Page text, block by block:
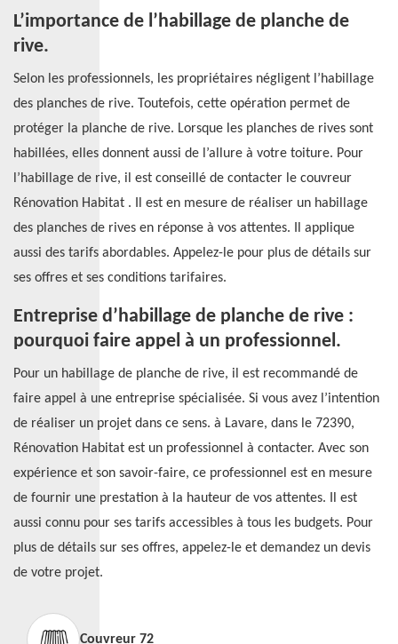
L’importance de l’habillage de planche de
rive.
Selon les professionnels, les propriétaires négligent l’habillage
des planches de rive. Toutefois, cette opération permet de
protéger la planche de rive. Lorsque les planches de rives sont
habillées, elles donnent aussi de l’allure à votre toiture. Pour
l’habillage de rive, il est conseillé de contacter le couvreur
Rénovation Habitat . Il est en mesure de réaliser un habillage
des planches de rives en réponse à vos attentes. Il applique
aussi des tarifs abordables. Appelez-le pour plus de détails sur
ses offres et ses conditions tarifaires.
Entreprise d’habillage de planche de rive :
pourquoi faire appel à un professionnel.
Pour un habillage de planche de rive, il est recommandé de
faire appel à une entreprise spécialisée. Si vous avez l’intention
de réaliser un projet dans ce sens. à Lavare, dans le 72390,
Rénovation Habitat est un professionnel à contacter. Avec son
expérience et son savoir-faire, ce professionnel est en mesure
de fournir une prestation à la hauteur de vos attentes. Il est
aussi connu pour ses tarifs accessibles à tous les budgets. Pour
plus de détails sur ses offres, appelez-le et demandez un devis
de votre projet.
Couvreur 72